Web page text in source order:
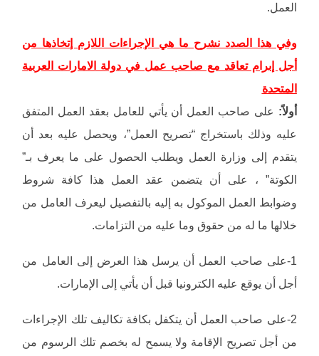
العمل.
وفي هذا الصدد نشرح ما هي الإجراءات اللازم إتخاذها من
أجل إبرام تعاقد مع صاحب عمل في دولة الامارات العربية
المتحدة
أولاً: على صاحب العمل أن يأتي للعامل بعقد العمل المتفق
عليه وذلك باستخراج “تصريح العمل”، ويحصل عليه بعد أن
يتقدم إلى وزارة العمل ويطلب الحصول على ما يعرف بـ”
الكوتة” ، على أن يتضمن عقد العمل هذا كافة شروط
وضوابط العمل الموكول به إليه بالتفصيل ليعرف العامل من
خلالها ما له من حقوق وما عليه من التزامات.
1-على صاحب العمل أن يرسل هذا العرض إلى العامل من
أجل أن يوقع عليه الكترونيا قبل أن يأتي إلى الإمارات.
2-على صاحب العمل أن يتكفل بكافة تكاليف تلك الإجراءات
من أجل تصريح الإقامة ولا يسمح له بخصم تلك الرسوم من